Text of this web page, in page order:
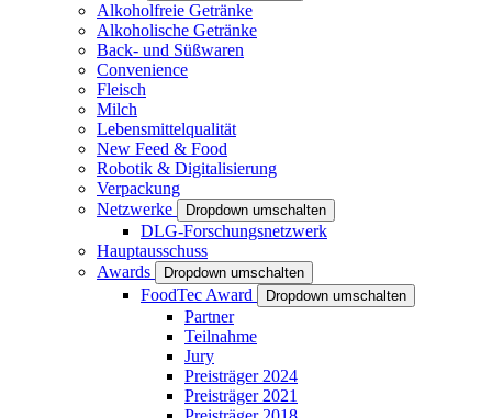
Alkoholfreie Getränke
Alkoholische Getränke
Back- und Süßwaren
Convenience
Fleisch
Milch
Lebensmittelqualität
New Feed & Food
Robotik & Digitalisierung
Verpackung
Netzwerke
Dropdown umschalten
DLG-Forschungsnetzwerk
Hauptausschuss
Awards
Dropdown umschalten
FoodTec Award Dropdown umschalten
Partner
Teilnahme
Jury
Preisträger 2024
Preisträger 2021